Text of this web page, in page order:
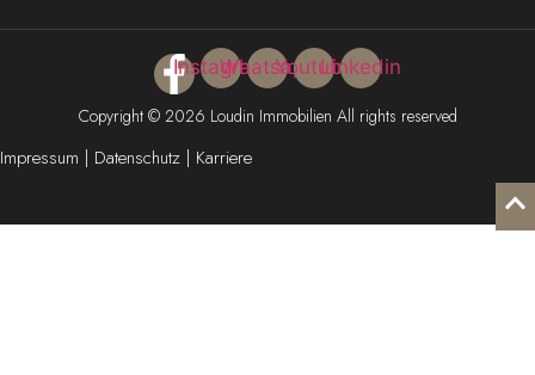
InstagramWhatsappYoutubeLinkedin
Copyright © 2026 Loudin Immobilien All rights reserved
Impressum | Datenschutz | Karriere